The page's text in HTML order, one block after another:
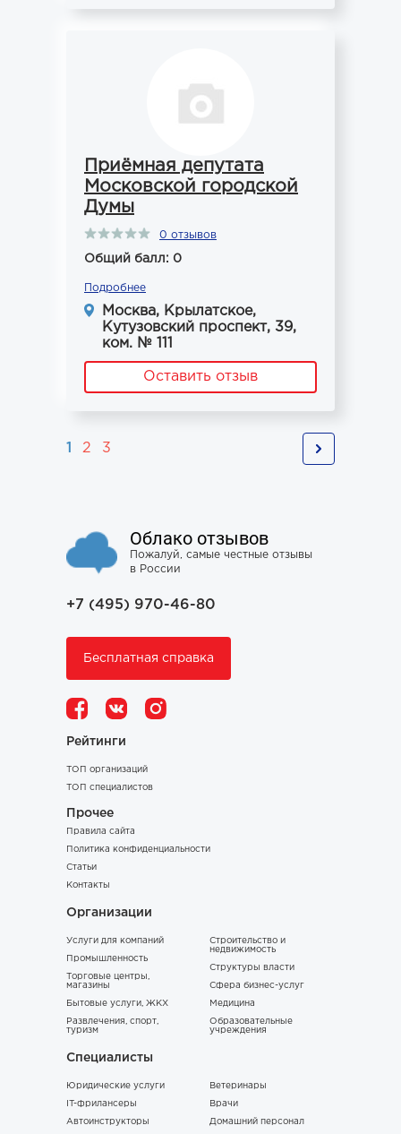
Приёмная депутата
Московской городской
Думы
0 отзывов
Общий балл: 0
Подробнее
Москва, Крылатское,
Кутузовский проспект, 39,
ком. № 111
Оставить отзыв
1 2 3
Облако отзывов
Пожалуй, самые честные отзывы
в России
+7 (495) 970-46-80
Бесплатная справка
Рейтинги
ТОП организаций
ТОП специалистов
Прочее
Правила сайта
Политика конфиденциальности
Статьи
Контакты
Организации
Услуги для компаний
Промышленность
Торговые центры,
магазины
Бытовые услуги, ЖКХ
Развлечения, спорт,
туризм
Строительство и
недвижимость
Структуры власти
Сфера бизнес-услуг
Медицина
Образовательные
учреждения
Специалисты
Юридические услуги
IT-фрилансеры
Автоинструкторы
Ветеринары
Врачи
Домашний персонал